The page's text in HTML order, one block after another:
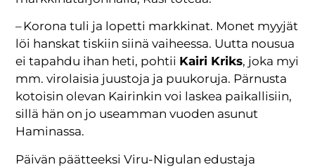
– Korona tuli ja lopetti markkinat. Monet myyjät
löi hanskat tiskiin siinä vaiheessa. Uutta nousua
ei tapahdu ihan heti, pohtii Kairi Kriks, joka myi
mm. virolaisia juustoja ja puukoruja. Pärnusta
kotoisin olevan Kairinkin voi laskea paikallisiin,
sillä hän on jo useamman vuoden asunut
Haminassa.
Päivän päätteeksi Viru-Nigulan edustaja